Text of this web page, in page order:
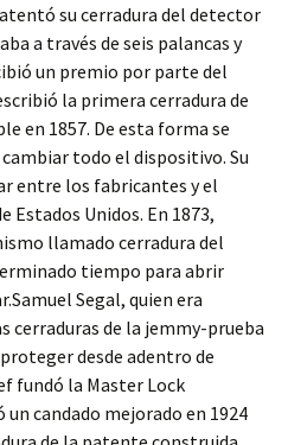
su cerradura del detector
a través de seis palancas y
un premio por parte del
la primera cerradura de
en 1857. De esta forma se
todo el dispositivo. Su
entre los fabricantes y el
Unidos. En 1873,
llamado cerradura del
tiempo para abrir
Segal, quien era
cerraduras de la jemmy-prueba
desde adentro de
fundó la Master Lock
candado mejorado en 1924